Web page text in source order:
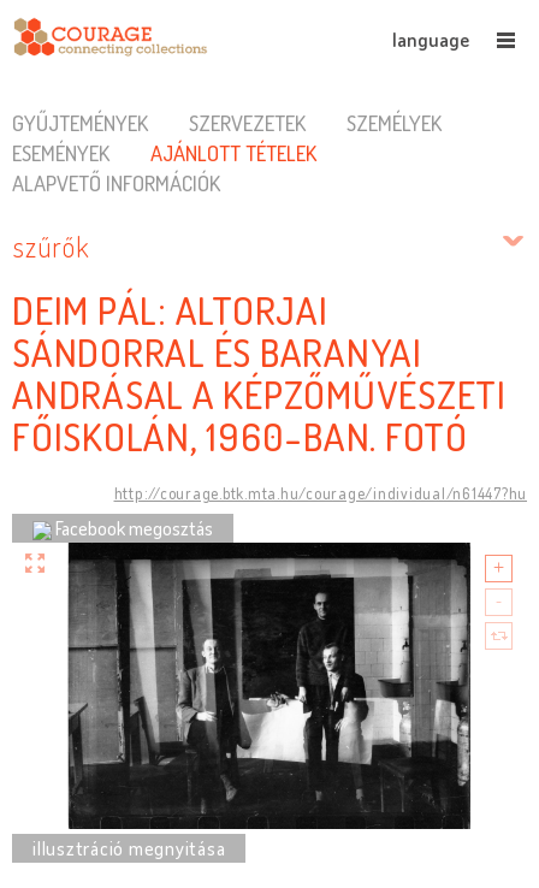
language
GYŰJTEMÉNYEK SZERVEZETEK
SZEMÉLYEK
ESEMÉNYEK
AJÁNLOTT TÉTELEK
ALAPVETŐ INFORMÁCIÓK
szűrők
DEIM PÁL: ALTORJAI
SÁNDORRAL ÉS BARANYAI
ANDRÁSAL A KÉPZŐMŰVÉSZETI
FŐISKOLÁN, 1960-BAN. FOTÓ
http://courage.btk.mta.hu/courage/individual/n61447?hu
Facebook megosztás